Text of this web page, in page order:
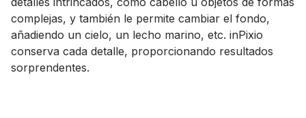
complejas, y también le permite cambiar el fondo,
añadiendo un cielo, un lecho marino, etc. inPixio
conserva cada detalle, proporcionando resultados
sorprendentes.